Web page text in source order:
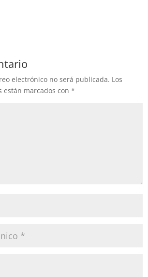
a
electrónico no será publicada. Los
están marcados con*